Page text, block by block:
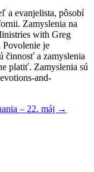
a evanjelista, pôsobí
Zamyslenia na
with Greg
je
činnosť a zamyslenia
platiť. Zamyslenia sú
and-
– 22. máj →